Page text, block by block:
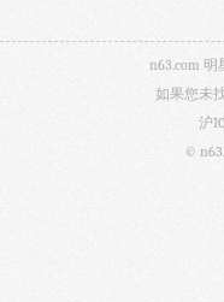
n63.com
如果您未
沪
©